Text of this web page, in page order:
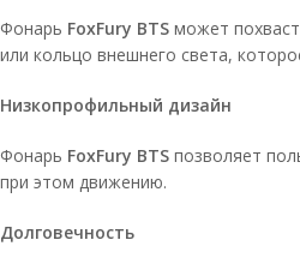
Фонарь FoxFury BTS может
или кольцо внешнего света,
Низкопрофильный дизайн
Фонарь FoxFury BTS позволяет
при этом движению.
Долговечность